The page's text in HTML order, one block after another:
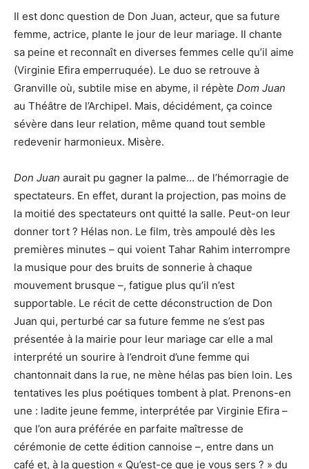
Il est donc question de Don Juan, acteur, que sa future
femme, actrice, plante le jour de leur mariage. Il chante
sa peine et reconnaît en diverses femmes celle qu’il aime
(Virginie Efira emperruquée). Le duo se retrouve à
Granville où, subtile mise en abyme, il répète Dom Juan
au Théâtre de l’Archipel. Mais, décidément, ça coince
sévère dans leur relation, même quand tout semble
redevenir harmonieux. Misère.
Don Juan aurait pu gagner la palme… de l’hémorragie de
spectateurs. En effet, durant la projection, pas moins de
la moitié des spectateurs ont quitté la salle. Peut-on leur
donner tort ? Hélas non. Le film, très ampoulé dès les
premières minutes – qui voient Tahar Rahim interrompre
la musique pour des bruits de sonnerie à chaque
mouvement brusque –, fatigue plus qu’il n’est
supportable. Le récit de cette déconstruction de Don
Juan qui, perturbé car sa future femme ne s’est pas
présentée à la mairie pour leur mariage car elle a mal
interprété un sourire à l’endroit d’une femme qui
chantonnait dans la rue, ne mène hélas pas bien loin. Les
tentatives les plus poétiques tombent à plat. Prenons-en
une : ladite jeune femme, interprétée par Virginie Efira –
que l’on aura préférée en parfaite maîtresse de
cérémonie de cette édition cannoise –, entre dans un
café et, à la question « Qu’est-ce que je vous sers ? » du